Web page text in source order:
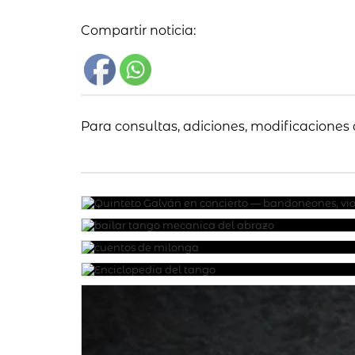
Compartir noticia:
Para consultas, adiciones, modificaciones